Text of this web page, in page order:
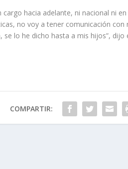
hacia adelante, ni nacional ni
no voy a tener comunicación
lo he dicho hasta a mis hijos”, dijo
COMPARTIR: